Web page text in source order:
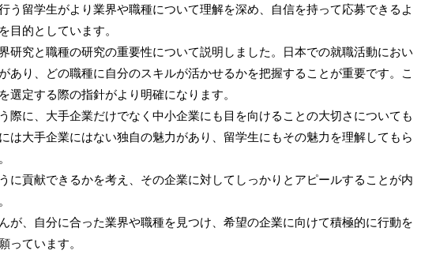
う留学生がより業界や職種について理解を深め、自信を持って応募できるよ
目的としています。
研究と職種の研究の重要性について説明しました。日本での就職活動におい
あり、どの職種に自分のスキルが活かせるかを把握することが重要です。こ
選定する際の指針がより明確になります。
際に、大手企業だけでなく中小企業にも目を向けることの大切さについても
は大手企業にはない独自の魅力があり、留学生にもその魅力を理解してもら
に貢献できるかを考え、その企業に対してしっかりとアピールすることが内
が、自分に合った業界や職種を見つけ、希望の企業に向けて積極的に行動を
っています。